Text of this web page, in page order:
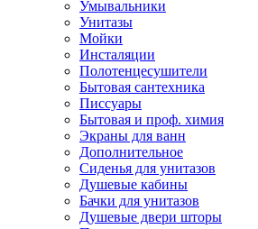
Умывальники
Унитазы
Мойки
Инсталяции
Полотенцесушители
Бытовая сантехника
Писсуары
Бытовая и проф. химия
Экраны для ванн
Дополнительное
Сиденья для унитазов
Душевые кабины
Бачки для унитазов
Душевые двери шторы